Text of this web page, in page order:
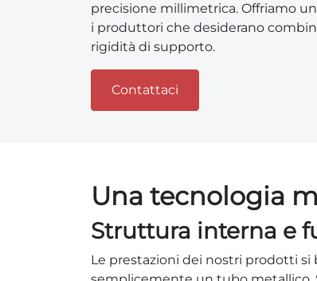
precisione millimetrica. Offriamo
i produttori che desiderano
rigidità di supporto.
Contattaci
Una tecnologia
Struttura interna e
Le prestazioni dei nostri prodotti si